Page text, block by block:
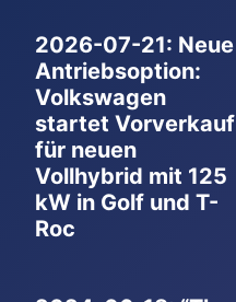
2026-07-21: Neue
Antriebsoption:
Volkswagen
startet Vorverkauf
für neuen
Vollhybrid mit 125
kW in Golf und T-
Roc